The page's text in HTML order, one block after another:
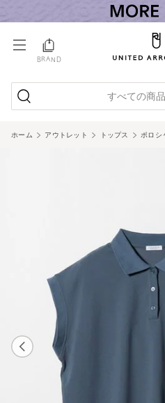
BRAND
すべての商
ホーム アウトレット トップス ポロシ